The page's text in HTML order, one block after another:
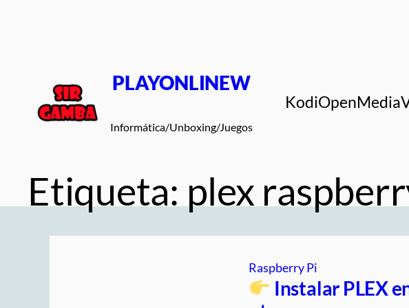
PLAYONLINEW
Informática/Unboxing/Juegos
Kodi
Etiqueta: plex
Raspberry Pi
Instalar PLEX